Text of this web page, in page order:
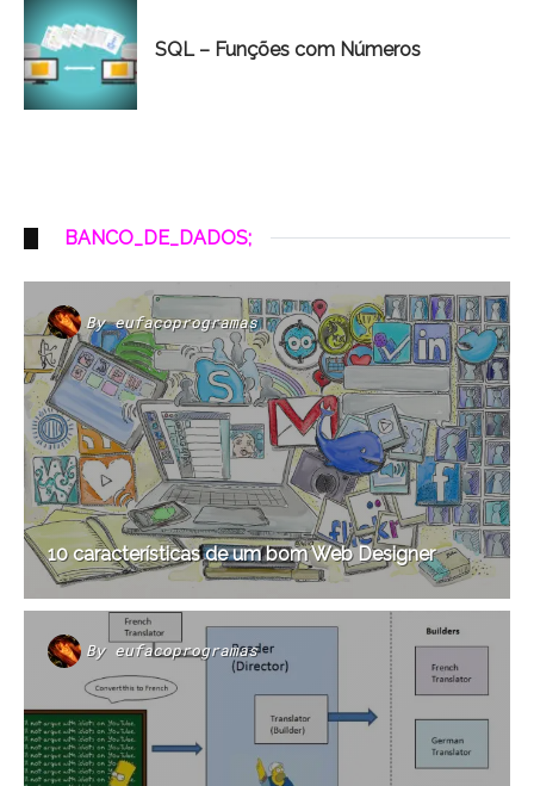
SQL – Funções com Números
BANCO_DE_DADOS;
Byeufacoprogramas
10 características de um bom Web Designer
By eufacoprogramas